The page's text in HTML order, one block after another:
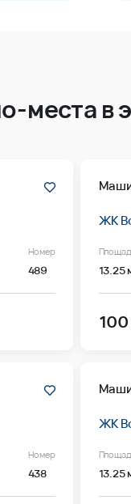
места в
Номер
489
ЖК
13.25
Номер
438
ЖК
13.25